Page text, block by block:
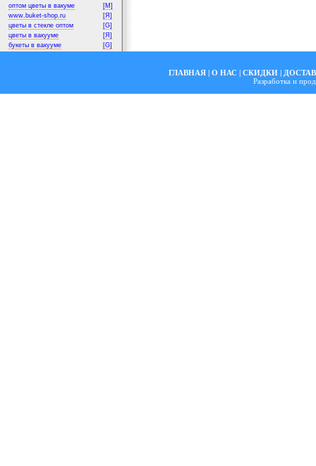
оптом цветы в вакуме
[M]
www.buket-shop.ru
[Я]
цветы в стекле оптом
[G]
цветы в вакууме
[Я]
букеты в вакууме
[G]
ГЛАВНАЯ | О НАС | СКИДКИ |
Разработка и